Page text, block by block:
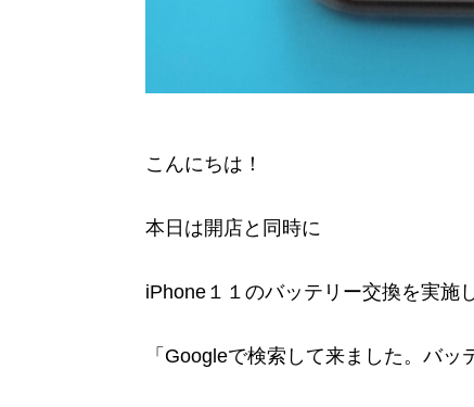
こんにちは！
本日は開店と同時に
iPhone１１のバッテリー交換を実施
「Googleで検索して来ました。バッ